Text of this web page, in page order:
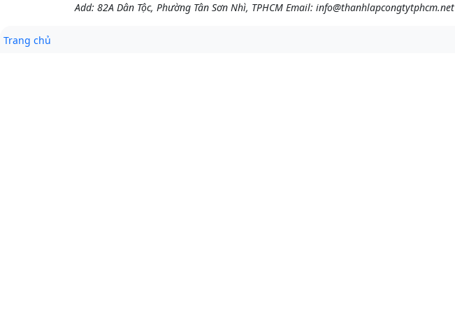
Add: 82A Dân Tộc, Phường Tân Sơn Nhì, TPHCM Email: info@thanhlapcongtytphcm.net
Trang chủ